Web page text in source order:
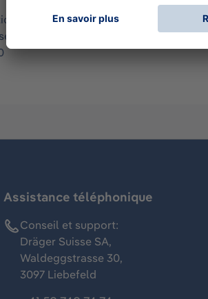
avec une pompe pour tubes
des gaz. Ce Dräger-Tube est utilisé
Assistance téléphonique
Conseil et support:
Dräger Suisse SA,
Waldeggstrasse 30,
3097 Liebefeld